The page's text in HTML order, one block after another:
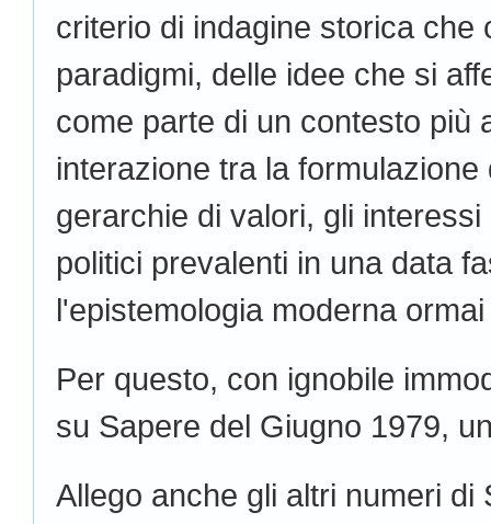
criterio di indagine storica
paradigmi, delle idee che si
come parte di un contesto più
interazione tra la
gerarchie di valori, gli
politici prevalenti in una data
l'epistemologia moderna
Per questo, con ignobile
su Sapere del Giugno 1979,
Allego anche gli altri numeri